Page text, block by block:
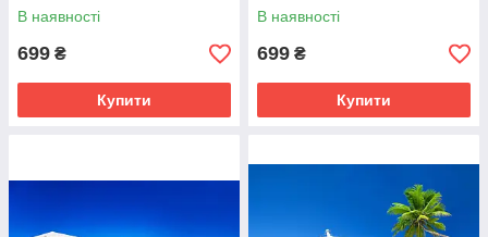
В наявності
699 ₴
Купити
В наявності
699 ₴
Купити